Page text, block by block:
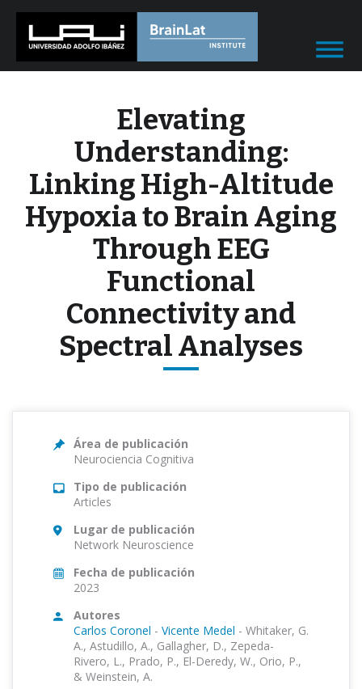
Elevating
Understanding:
Linking High-Altitude
Hypoxia to Brain Aging
Through EEG
Functional
Connectivity and
Spectral Analyses
Área de publicación
Neurociencia Cognitiva
Tipo de publicación
Articles
Lugar de publicación
Network Neuroscience
Fecha de publicación
2023
Autores
Carlos Coronel - Vicente Medel - Whitaker, G.
A., Astudillo, A., Gallagher, D., Zepeda-
Rivero, L., Prado, P., El-Deredy, W., Orio, P.,
& Weinstein, A.